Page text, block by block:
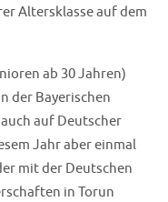
Altersklasse auf dem
ab 30 Jahren)
der Bayerischen
auf Deutscher
Jahr aber einmal
mit der Deutschen
in Torun